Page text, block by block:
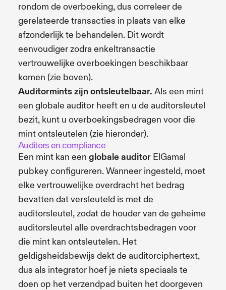
rondom de overboeking, dus correleer de
gerelateerde transacties in plaats van elke
afzonderlijk te behandelen. Dit wordt
eenvoudiger zodra enkeltransactie
vertrouwelijke overboekingen beschikbaar
komen (zie boven).
Auditormints zijn ontsleutelbaar. Als een mint
een globale auditor heeft en u de auditorsleutel
bezit, kunt u overboekingsbedragen voor die
mint ontsleutelen (zie hieronder).
Auditors en compliance
Een mint kan een globale auditor ElGamal
pubkey configureren. Wanneer ingesteld, moet
elke vertrouwelijke overdracht het bedrag
bevatten dat versleuteld is met de
auditorsleutel, zodat de houder van de geheime
auditorsleutel alle overdrachtsbedragen voor
die mint kan ontsleutelen. Het
geldigsheidsbewijs dekt de auditorciphertext,
dus als integrator hoef je niets speciaals te
doen op het verzendpad buiten het doorgeven